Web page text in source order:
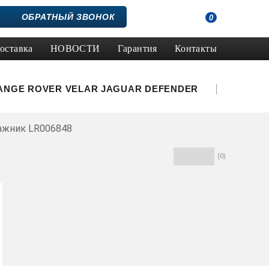
ОБРАТНЫЙ ЗВОНОК 0
НОВОСТИ Гарантия Контакты
ROVER VELAR JAGUAR DEFENDER
LR006848
(0)